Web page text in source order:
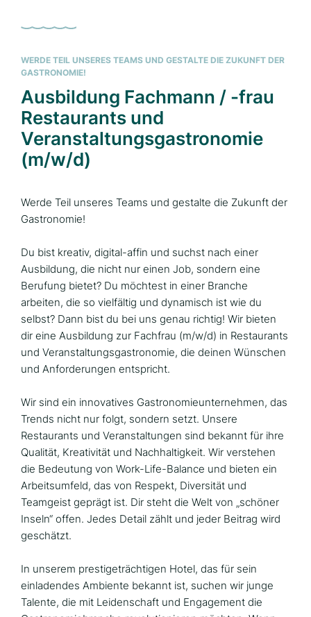
WERDE TEIL UNSERES TEAMS UND GESTALTE DIE ZUKUNFT DER
GASTRONOMIE!
Ausbildung Fachmann / -frau
Restaurants und
Veranstaltungsgastronomie
(m/w/d)
Werde Teil unseres Teams und gestalte die Zukunft der
Gastronomie!
Du bist kreativ, digital-affin und suchst nach einer
Ausbildung, die nicht nur einen Job, sondern eine
Berufung bietet? Du möchtest in einer Branche
arbeiten, die so vielfältig und dynamisch ist wie du
selbst? Dann bist du bei uns genau richtig! Wir bieten
dir eine Ausbildung zur Fachfrau (m/w/d) in Restaurants
und Veranstaltungsgastronomie, die deinen Wünschen
und Anforderungen entspricht.
Wir sind ein innovatives Gastronomieunternehmen, das
Trends nicht nur folgt, sondern setzt. Unsere
Restaurants und Veranstaltungen sind bekannt für ihre
Qualität, Kreativität und Nachhaltigkeit. Wir verstehen
die Bedeutung von Work-Life-Balance und bieten ein
Arbeitsumfeld, das von Respekt, Diversität und
Teamgeist geprägt ist. Dir steht die Welt von „schöner
Inseln“ offen. Jedes Detail zählt und jeder Beitrag wird
geschätzt.
In unserem prestigeträchtigen Hotel, das für sein
einladendes Ambiente bekannt ist, suchen wir junge
Talente, die mit Leidenschaft und Engagement die